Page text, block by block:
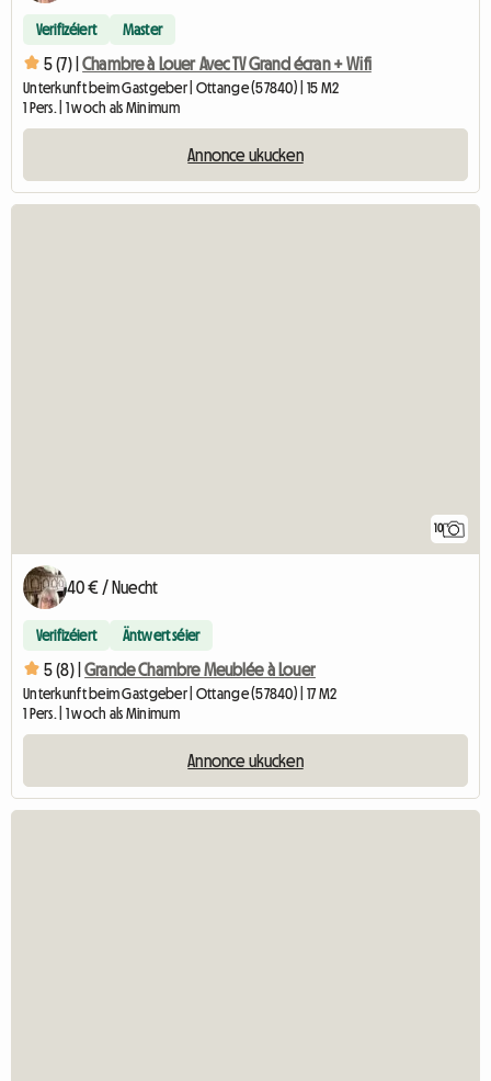
Verifizéiert Master
5 (7) | Chambre à Louer Avec TV Grand écran + Wifi
Unterkunft beim Gastgeber | Ottange (57840) | 15 M2
1 Pers. | 1 woch als Minimum
Annonce ukucken
10
40 € / Nuecht
Verifizéiert Äntwert séier
5 (8) | Grande Chambre Meublée à Louer
Unterkunft beim Gastgeber | Ottange (57840) | 17 M2
1 Pers. | 1 woch als Minimum
Annonce ukucken